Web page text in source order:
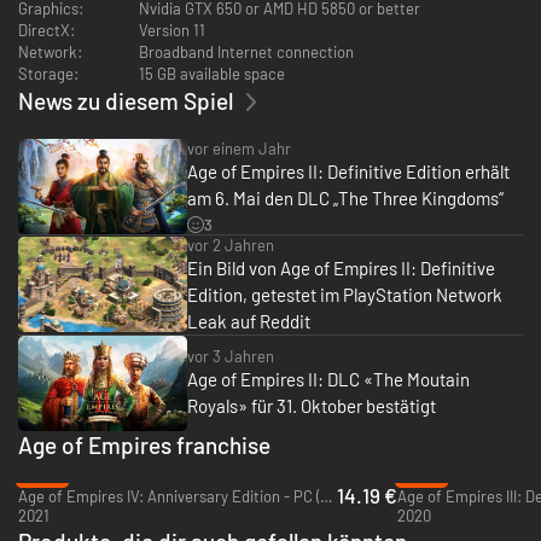
leichter besiegen kann als das neue! Der einzige Weg, dies
herauszufinden, ist, es auf beide Arten zu versuchen.
Einige Systeme des Spiels wurden optimiert, wie etwa die Möglichkeit,
den Dorfbewohnern die Verantwortung für die Farmen zu überlassen - es
ist also nicht mehr nötig, jede Saison zurückzukehren und ihnen zu sagen,
was sie tun sollen, Deine Farmen werden sich einfach in einem
konstanten Tempo wieder auffüllen. Die Pfadfindung und das
Management großer Armeen wurde ebenfalls verbessert, wobei die
intuitive Pfadfindung ihre Wirkung entfaltet, so dass du ohne
Kopfschmerzen mitmarschieren kannst, während du dein Imperium
erweiterst.
Vier neue Zivilisationen
Die vier oben genannten neuen Zivilisationen sind folgende:
Bulgaren: Diese kriegerischen Kavalleriesoldaten drangen im 7.
Jahrhundert im Donautal vor und brachten nicht nur domestizierte
Pferde mit, sondern auch Steigbügel, die das Gesicht des Krieges im
alten Europa potenziell veränderten. Baue Festungen, dringe durch
Pässe vor, wehre Eindringlinge und Angreifer ab und sei stolz auf
deine Konnik-Krieger, die zuerst zu Pferd und dann zu Fuß und sehr
wahrscheinlich noch vom Boden aus liegend kämpfen, während sie
Graphics:
Nvidia GTX 650 or AMD HD 5850 or better
DirectX:
Version 11
Network:
Broadband Internet connection
Storage:
15 GB available space
News zu diesem Spiel
vor einem Jahr
Age of Empires II: Definitive Edition erhält
am 6. Mai den DLC „The Three Kingdoms“
3
vor 2 Jahren
Ein Bild von Age of Empires II: Definitive
Edition, getestet im PlayStation Network
Leak auf Reddit
vor 3 Jahren
Age of Empires II: DLC «The Moutain
Royals» für 31. Oktober bestätigt
Age of Empires franchise
Age of Empires IV: Anniversary Edition - PC (Steam)
2021
14.19 €
2020